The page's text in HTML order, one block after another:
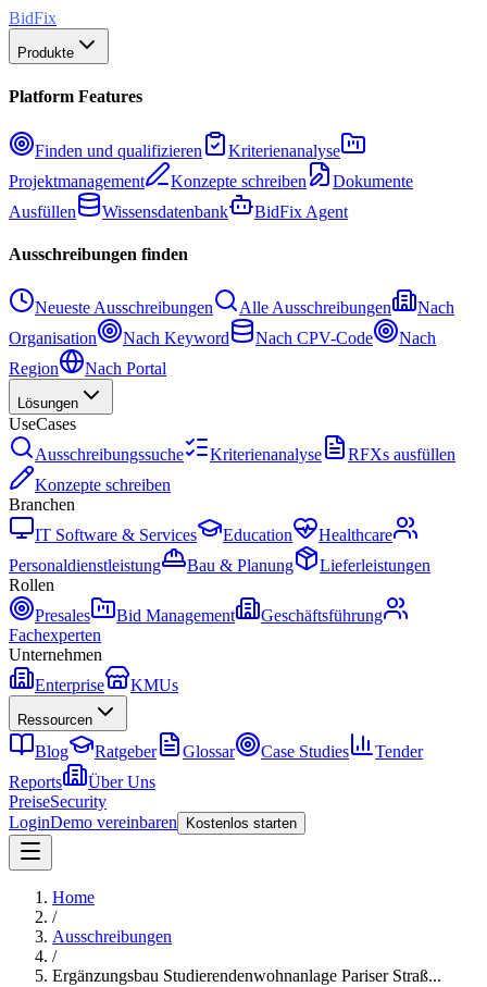
BidFix
Produkte
Platform Features
Finden und qualifizieren
Kriterienanalyse
Projektmanagement
Konzepte schreiben
Dokumente
Ausfüllen
Wissensdatenbank BidFix Agent
Ausschreibungen finden
Neueste Ausschreibungen Alle Ausschreibungen
Nach
Organisation
Nach Keyword Nach CPV-Code
Nach
Region
Nach Portal
Lösungen
UseCases
Ausschreibungssuche
Kriterienanalyse
RFXs ausfüllen
Konzepte schreiben
Branchen
IT Software & Services
Education
Healthcare
Personaldienstleistung
Bau & Planung
Lieferleistungen
Rollen
Presales
Bid Management
Geschäftsführung
Fachexperten
Unternehmen
Enterprise
KMUs
Ressourcen
Blog Ratgeber Glossar Case Studies
Tender
Reports
Über Uns
PreiseSecurity
LoginDemo vereinbaren Kostenlos starten
Home
/
Ausschreibungen
/
Ergänzungsbau Studierendenwohnanlage Pariser Straß...